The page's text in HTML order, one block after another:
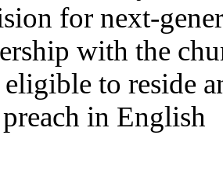
for next-
with the
to reside
in English